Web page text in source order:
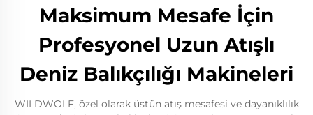
Maksimum Mesafe İçin
Profesyonel Uzun Atışlı
Deniz Balıkçılığı Makineleri
WILDWOLF, özel olarak üstün atış mesafesi ve dayanıklılık